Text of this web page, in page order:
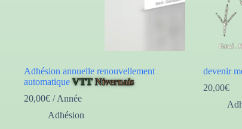
Adhésion annuelle renouvellement
automatiqueVTT Nivernais
20,00€ / Année
Adhésion
devenir
20,00€